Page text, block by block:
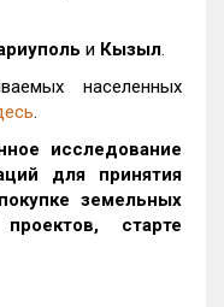
и Кызыл.
населенных
.
исследование
для принятия
земельных
старте